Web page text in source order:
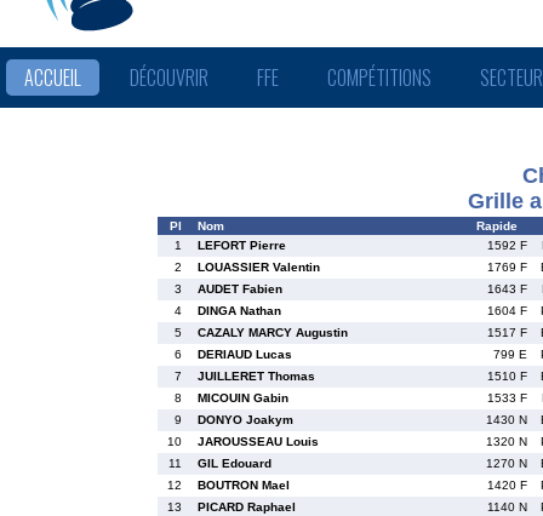
ACCUEIL DÉCOUVRIR FFE COMPÉTITIONS
Grille
Pl Nom
Rapide
1
LEFORT Pierre 1592 F
2
LOUASSIER Valentin 1769 F
3
AUDET Fabien 1643 F
4
DINGA Nathan 1604 F
5
CAZALY MARCY Augustin 1517 F
6
DERIAUD Lucas 799 E
7
JUILLERET Thomas 1510 F
8
MICOUIN Gabin 1533 F
9
DONYO Joakym 1430 N
10
JAROUSSEAU Louis 1320 N
11
GIL Edouard 1270 N
12
BOUTRON Mael 1420 F
13
PICARD Raphael 1140 N